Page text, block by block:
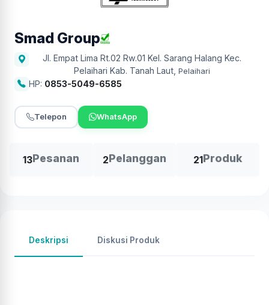
Smad Group
Jl. Empat Lima Rt.02 Rw.01 Kel. Sarang Halang Kec.
Pelaihari Kab. Tanah Laut, Pelaihari
HP: 0853-5049-6585
Telepon WhatsApp
13Pesanan 2Pelanggan 21Produk
Deskripsi Diskusi Produk